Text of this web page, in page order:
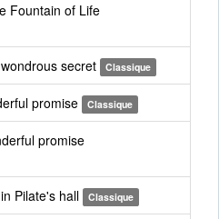
Fountain of Life
secret Classique
promise Classique
promise
Pilate's hall Classique